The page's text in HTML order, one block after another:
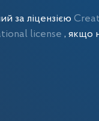
за ліцензією
license, якщо